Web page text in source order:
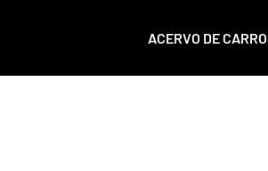
ACERVO DE